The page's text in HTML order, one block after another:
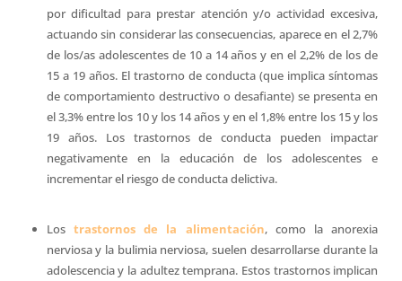
por dificultad para prestar atención y/o actividad excesiva,
actuando sin considerar las consecuencias, aparece en el 2,7%
de los/as adolescentes de 10 a 14 años y en el 2,2% de los de
15 a 19 años. El trastorno de conducta (que implica síntomas
de comportamiento destructivo o desafiante) se presenta en
el 3,3% entre los 10 y los 14 años y en el 1,8% entre los 15 y los
19 años. Los trastornos de conducta pueden impactar
negativamente en la educación de los adolescentes e
incrementar el riesgo de conducta delictiva.
Los trastornos de la alimentación, como la anorexia
nerviosa y la bulimia nerviosa, suelen desarrollarse durante la
adolescencia y la adultez temprana. Estos trastornos implican